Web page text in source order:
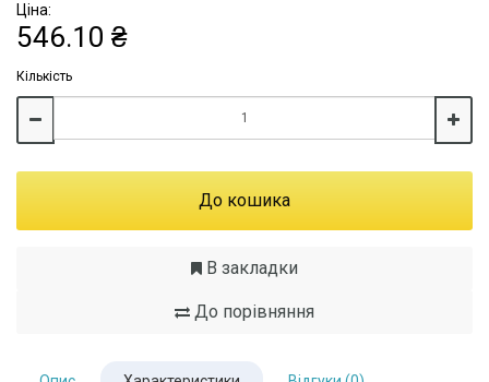
Ціна:
546.10 ₴
Кількість
До кошика
В закладки
До порівняння